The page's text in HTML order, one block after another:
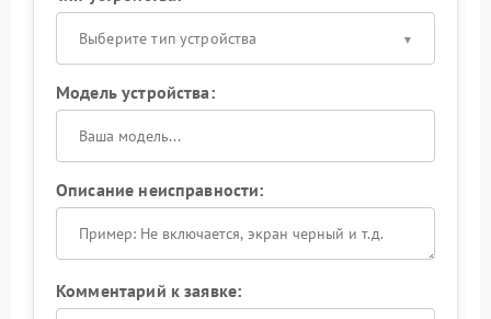
Выберите тип устройства
Модель устройства:
Описание неисправности:
Комментарий к заявке: